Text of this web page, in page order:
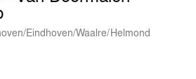
Eindhoven/Waalre/Helmond